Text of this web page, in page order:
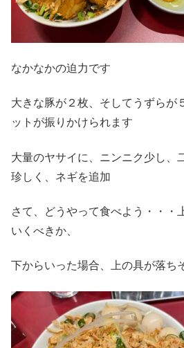
なかなかの迫力です
大きな豚が２枚、そしてうずらが
ットが振りかけられます
大量のヤサイに、ニンニク少し、
珍しく、ネギを追加
さて、どうやって食べよう・・・
いくべきか、
下からいった場合、上の具が落ち